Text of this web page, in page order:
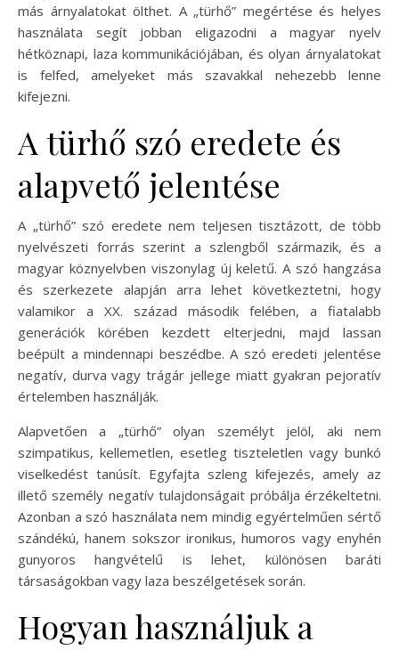
más árnyalatokat ölthet. A „türhő” megértése és helyes
használata segít jobban eligazodni a magyar nyelv
hétköznapi, laza kommunikációjában, és olyan árnyalatokat
is felfed, amelyeket más szavakkal nehezebb lenne
kifejezni.
A türhő szó eredete és
alapvető jelentése
A „türhő” szó eredete nem teljesen tisztázott, de több
nyelvészeti forrás szerint a szlengből származik, és a
magyar köznyelvben viszonylag új keletű. A szó hangzása
és szerkezete alapján arra lehet következtetni, hogy
valamikor a XX. század második felében, a fiatalabb
generációk körében kezdett elterjedni, majd lassan
beépült a mindennapi beszédbe. A szó eredeti jelentése
negatív, durva vagy trágár jellege miatt gyakran pejoratív
értelemben használják.
Alapvetően a „türhő” olyan személyt jelöl, aki nem
szimpatikus, kellemetlen, esetleg tiszteletlen vagy bunkó
viselkedést tanúsít. Egyfajta szleng kifejezés, amely az
illető személy negatív tulajdonságait próbálja érzékeltetni.
Azonban a szó használata nem mindig egyértelműen sértő
szándékú, hanem sokszor ironikus, humoros vagy enyhén
gunyoros hangvételű is lehet, különösen baráti
társaságokban vagy laza beszélgetések során.
Hogyan használjuk a